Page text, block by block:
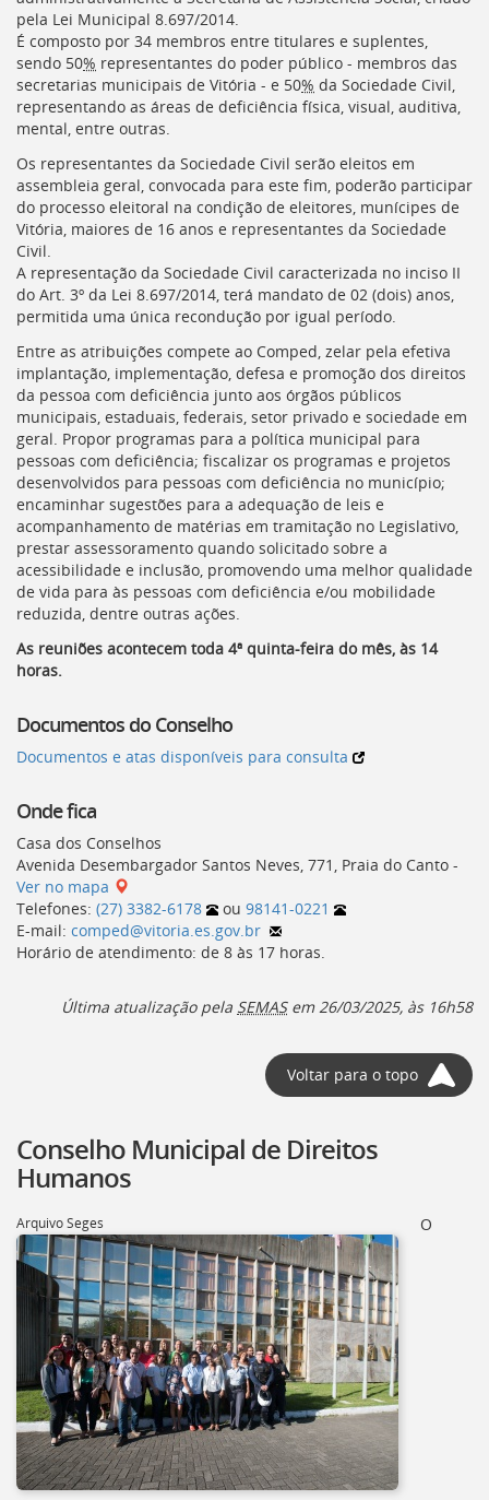
pela Lei Municipal 8.697/2014.
É composto por 34 membros entre titulares e suplentes,
sendo 50% representantes do poder público - membros das
secretarias municipais de Vitória - e 50% da Sociedade Civil,
representando as áreas de deficiência física, visual, auditiva,
mental, entre outras.
Os representantes da Sociedade Civil serão eleitos em
assembleia geral, convocada para este fim, poderão participar
do processo eleitoral na condição de eleitores, munícipes de
Vitória, maiores de 16 anos e representantes da Sociedade
Civil.
A representação da Sociedade Civil caracterizada no inciso II
do Art. 3º da Lei 8.697/2014, terá mandato de 02 (dois) anos,
permitida uma única recondução por igual período.
Entre as atribuições compete ao Comped, zelar pela efetiva
implantação, implementação, defesa e promoção dos direitos
da pessoa com deficiência junto aos órgãos públicos
municipais, estaduais, federais, setor privado e sociedade em
geral. Propor programas para a política municipal para
pessoas com deficiência; fiscalizar os programas e projetos
desenvolvidos para pessoas com deficiência no município;
encaminhar sugestões para a adequação de leis e
acompanhamento de matérias em tramitação no Legislativo,
prestar assessoramento quando solicitado sobre a
acessibilidade e inclusão, promovendo uma melhor qualidade
de vida para às pessoas com deficiência e/ou mobilidade
reduzida, dentre outras ações.
As reuniões acontecem toda 4ª quinta-feira do mês, às 14
horas.
Documentos do Conselho
Documentos e atas disponíveis para consulta
Onde fica
Casa dos Conselhos
Avenida Desembargador Santos Neves, 771, Praia do Canto -
Ver no mapa
Telefones: (27) 3382-6178 ou 98141-0221
E-mail: comped@vitoria.es.gov.br
Horário de atendimento: de 8 às 17 horas.
Última atualização pela SEMASem 26/03/2025, às 16h58
Voltar para o topo
Conselho Municipal de Direitos
Humanos
Arquivo Seges O